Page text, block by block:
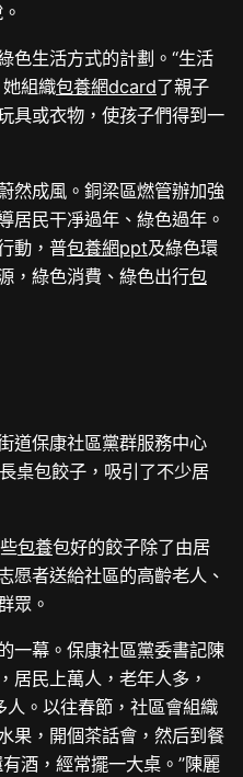
色生活方式的計劃。“生活
組織包養網dcard了親子
具或衣物，使孩子們得到一
然成風。銅梁區燃管辦加強
居民干凈過年、綠色過年。
動，普包養網ppt及綠色環
，綠色消費、綠色出行包
道保康社區黨群服務中心
桌包餃子，吸引了不少居
包養包好的餃子除了由居
愿者送給社區的高齡老人、
眾。
一幕。保康社區黨委書記陳
居民上萬人，老年人多，
人。以往春節，社區會組織
果，開個茶話會，然后到餐
酒，經常擺一大桌。”陳麗